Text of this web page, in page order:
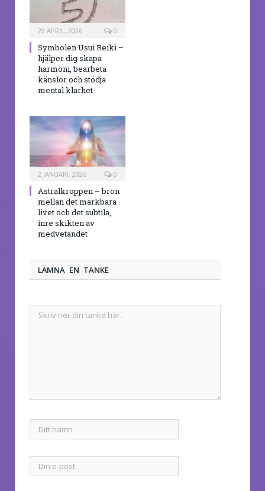
29 APRIL, 2026 0
Symbolen Usui Reiki –
hjälper dig skapa
harmoni, bearbeta
känslor och stödja
mental klarhet
2 JANUARI, 2026 0
Astralkroppen – bron
mellan det märkbara
livet och det subtila,
inre skikten av
medvetandet
LÄMNA EN TANKE